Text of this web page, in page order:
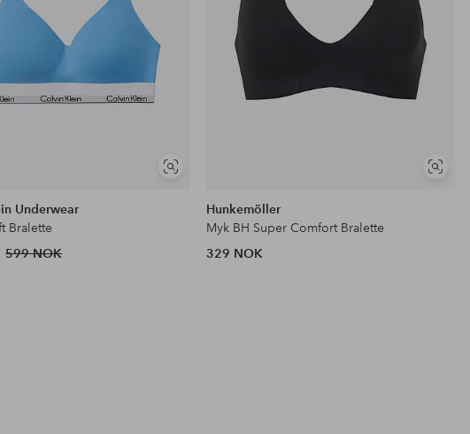
Vis
Underwear
Bralette
599 NOK
Vis
Hunkemöller
Myk BH Super Comfort Bralette
329 NOK